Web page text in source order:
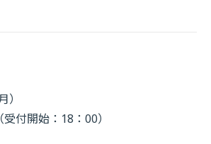
付開始：18：00）